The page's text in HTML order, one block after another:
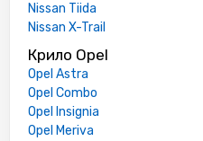
Nissan Tiida
Nissan X-Trail
Крило Opel
Opel Astra
Opel Combo
Opel Insignia
Opel Meriva